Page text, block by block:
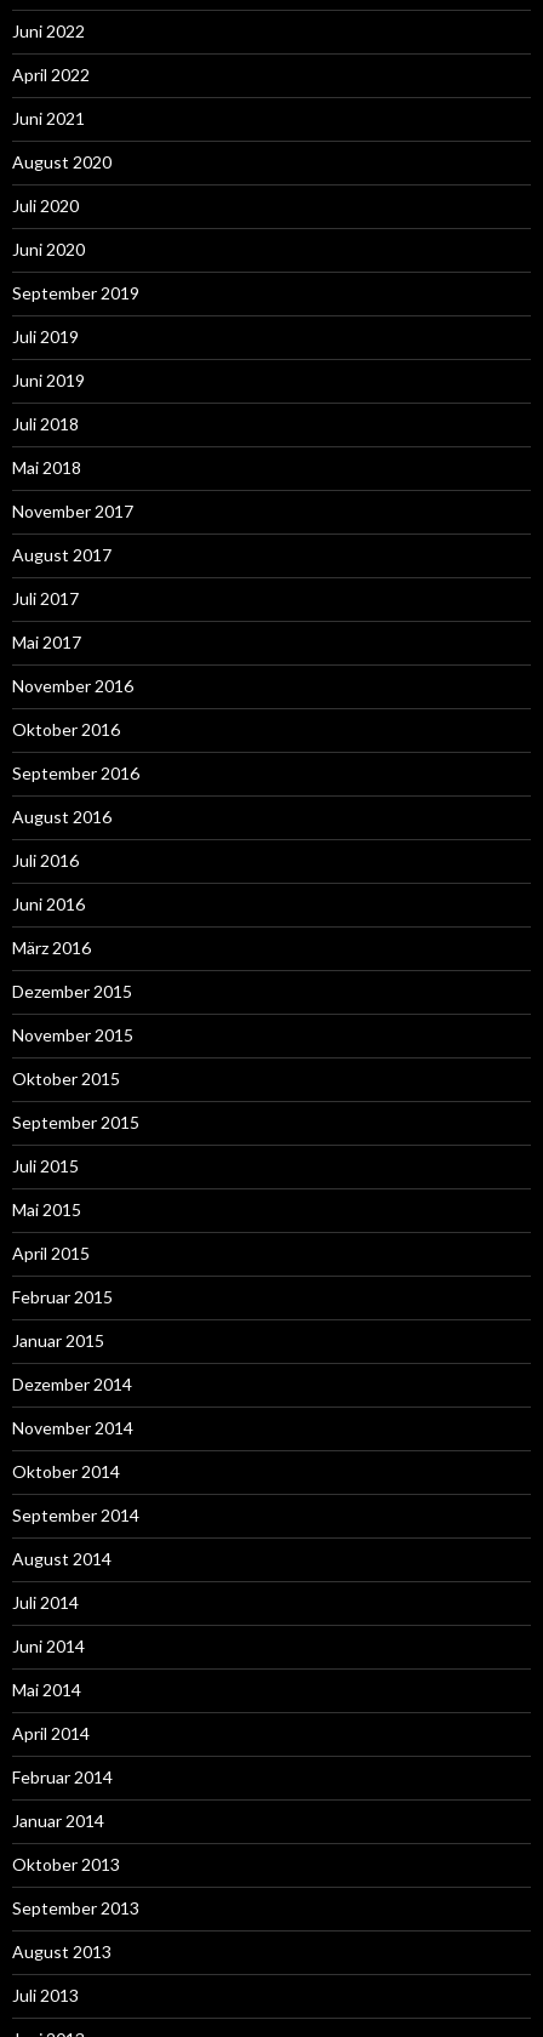
Juni 2022
April 2022
Juni 2021
August 2020
Juli 2020
Juni 2020
September 2019
Juli 2019
Juni 2019
Juli 2018
Mai 2018
November 2017
August 2017
Juli 2017
Mai 2017
November 2016
Oktober 2016
September 2016
August 2016
Juli 2016
Juni 2016
März 2016
Dezember 2015
November 2015
Oktober 2015
September 2015
Juli 2015
Mai 2015
April 2015
Februar 2015
Januar 2015
Dezember 2014
November 2014
Oktober 2014
September 2014
August 2014
Juli 2014
Juni 2014
Mai 2014
April 2014
Februar 2014
Januar 2014
Oktober 2013
September 2013
August 2013
Juli 2013